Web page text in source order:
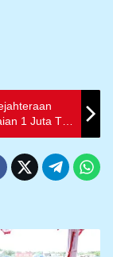
1 Juta Ton